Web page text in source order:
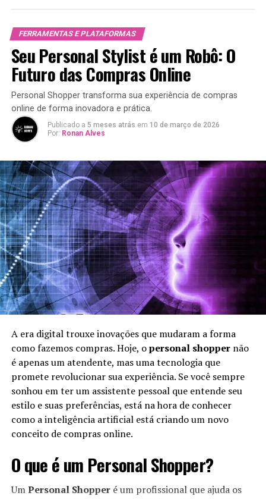
FERRAMENTAS E PLATAFORMAS
Seu Personal Stylist é um Robô: O
Futuro das Compras Online
Personal Shopper transforma sua experiência de compras
online de forma inovadora e prática.
Publicado a 5 meses atrás em 10 de março de 2026
Por: Ronan Alves
A era digital trouxe inovações que mudaram a forma
como fazemos compras. Hoje, opersonal shoppernão
é apenas um atendente, mas uma tecnologia que
promete revolucionar sua experiência. Se você sempre
sonhou em ter um assistente pessoal que entende seu
estilo e suas preferências, está na hora de conhecer
como a inteligência artificial está criando um novo
conceito de compras online.
O que é um Personal Shopper?
UmPersonal Shopperé um profissional que ajuda os